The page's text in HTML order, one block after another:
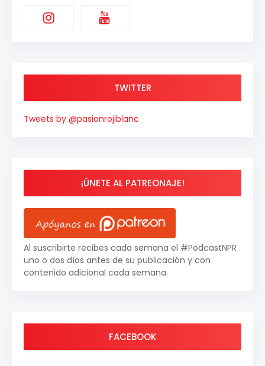
TWITTER
Tweets by @pasionrojiblanc
¡ÚNETE AL PATREONAJE!
Al suscribirte recibes cada semana el #PodcastNPR
uno o dos días antes de su publicación y con
contenido adicional cada semana.
FACEBOOK